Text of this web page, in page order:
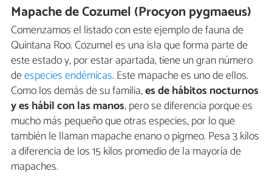
Mapache de Cozumel (Procyon pygmaeus)
Comenzamos el listado con este ejemplo de fauna de
Quintana Roo. Cozumel es una isla que forma parte de
este estado y, por estar apartada, tiene un gran número
deespecies endémicas. Este mapache es uno de ellos.
Como los demás de su familia,es de hábitos nocturnos
y es hábil con las manos, pero se diferencia porque es
mucho más pequeño que otras especies, por lo que
también le llaman mapache enano o pigmeo. Pesa 3 kilos
a diferencia de los 15 kilos promedio de la mayoría de
mapaches.